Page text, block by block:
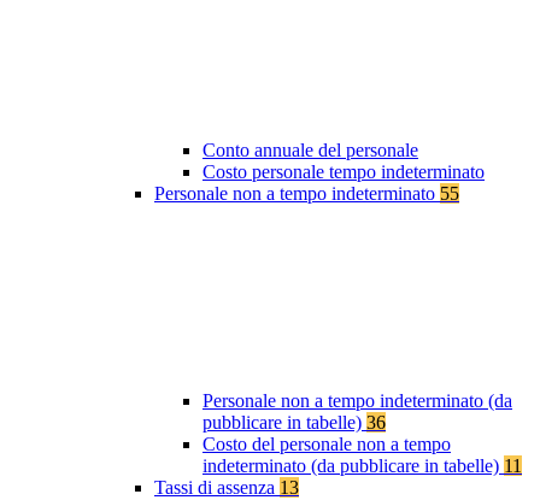
Conto annuale del personale
Costo personale tempo indeterminato
Personale non a tempo indeterminato 55
Personale non a tempo indeterminato (da
pubblicare in tabelle) 36
Costo del personale non a tempo
indeterminato (da pubblicare in tabelle) 11
Tassi di assenza 13